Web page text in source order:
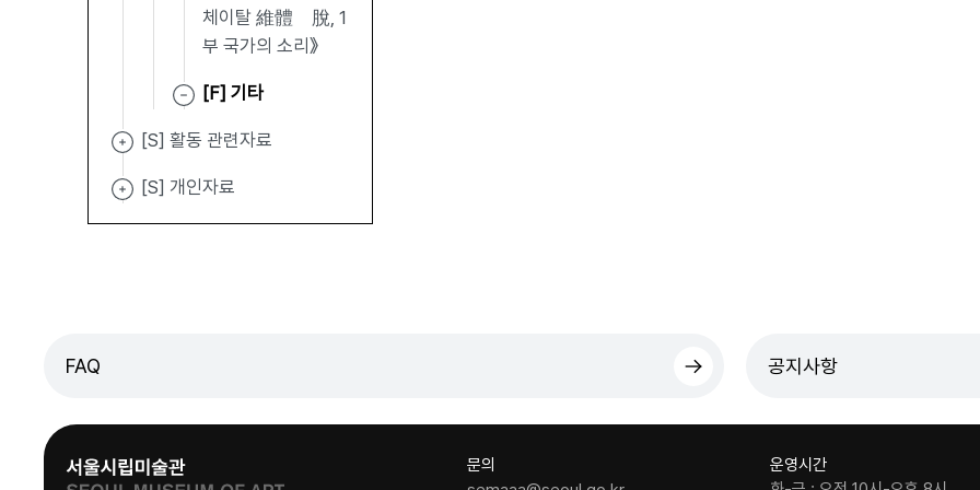
체이탈 維體離脫, 1
부 국가의 소리》
[F] 기타
[S] 활동 관련자료
[S] 개인자료
FAQ 공지사항
문의
운영시간